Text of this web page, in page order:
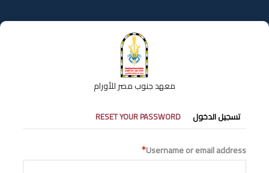
إلى
المحتوى
معهد جنوب مصر للأورام
التبويبات
الأساسية
تسجيل الدخول RESET YOUR PASSWORD
Username or email address